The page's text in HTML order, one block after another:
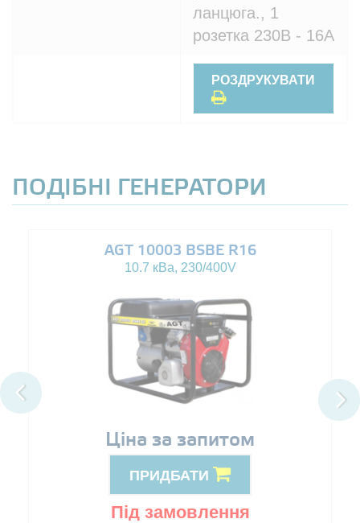
ланцюга., 1
розетка 230В - 16A
РОЗДРУКУВАТИ
ПОДІБНІ ГЕНЕРАТОРИ
AGT 10003 BSBE R16
10.7 кВа, 230/400V
Ціна за запитом
ПРИДБАТИ
Під замовлення